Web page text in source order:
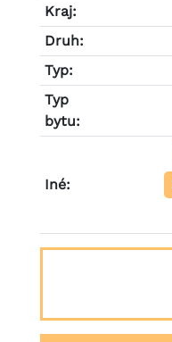
Kraj:
Druh:
Typ:
Typ
bytu:
Iné: